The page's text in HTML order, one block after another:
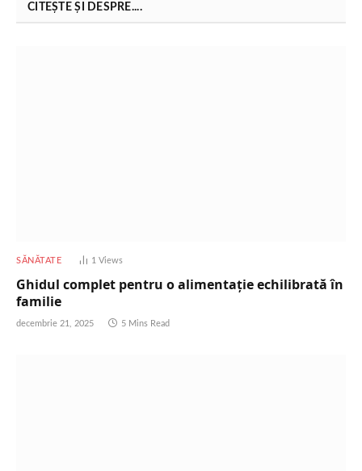
CITEȘTE ȘI DESPRE....
SĂNĂTATE 1Views
Ghidul complet pentru o alimentație echilibrată în
familie
decembrie 21, 2025 5 Mins Read